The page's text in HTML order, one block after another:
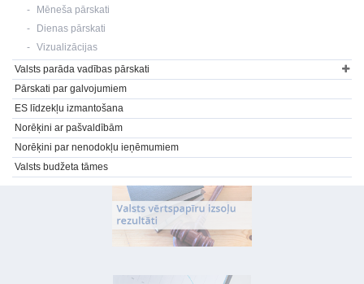
Mēneša pārskati
Dienas pārskati
Vizualizācijas
Valsts parāda vadības pārskati
Pārskati par galvojumiem
ES līdzekļu izmantošana
Norēķini ar pašvaldībām
Norēķini par nenodokļu ieņēmumiem
Valsts budžeta tāmes